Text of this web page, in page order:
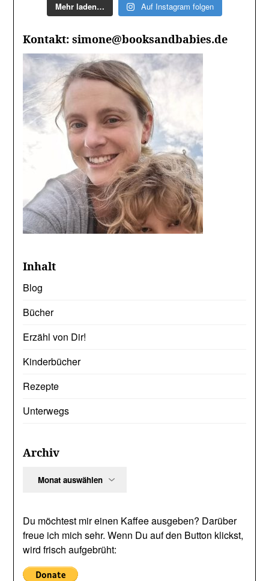
Mehr laden… Auf Instagram folgen
Kontakt: simone@booksandbabies.de
Inhalt
Blog
Bücher
Erzähl von Dir!
Kinderbücher
Rezepte
Unterwegs
Archiv
Du möchtest mir einen Kaffee ausgeben? Darüber
freue ich mich sehr. Wenn Du auf den Button klickst,
wird frisch aufgebrüht: